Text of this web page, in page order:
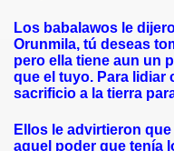
Los babalawos le
Orunmila, tú deseas
pero ella tiene aun un
que el tuyo. Para lidiar
sacrificio a la tierra
Ellos le advirtieron
aquel poder que tenía